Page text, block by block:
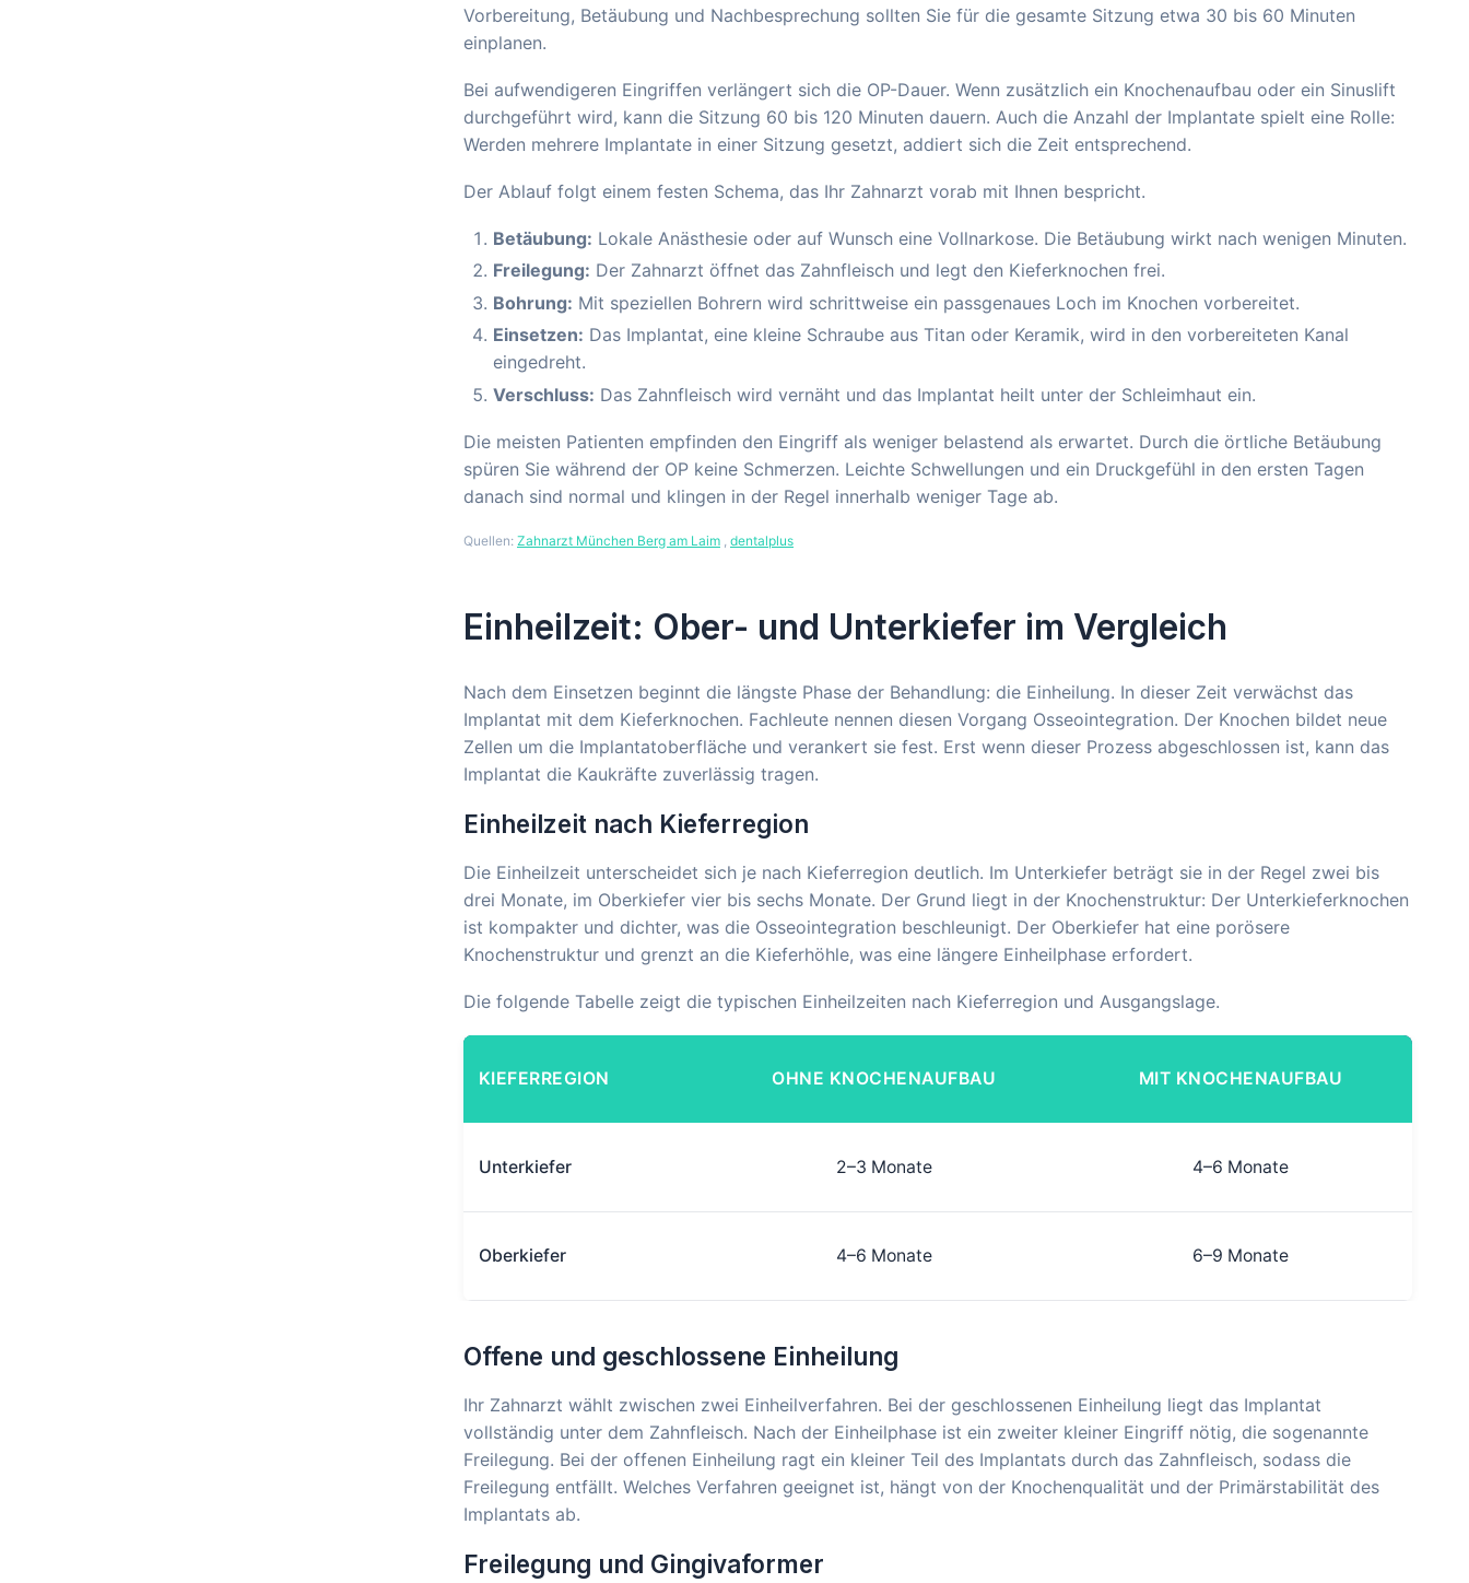
Vorbereitung, Betäubung und Nachbesprechung sollten Sie für die gesamte Sitzung etwa 30 bis 60 Minuten
einplanen.
Bei aufwendigeren Eingriffen verlängert sich die OP-Dauer. Wenn zusätzlich ein Knochenaufbau oder ein Sinuslift
durchgeführt wird, kann die Sitzung 60 bis 120 Minuten dauern. Auch die Anzahl der Implantate spielt eine Rolle:
Werden mehrere Implantate in einer Sitzung gesetzt, addiert sich die Zeit entsprechend.
Der Ablauf folgt einem festen Schema, das Ihr Zahnarzt vorab mit Ihnen bespricht.
Betäubung: Lokale Anästhesie oder auf Wunsch eine Vollnarkose. Die Betäubung wirkt nach wenigen Minuten.
Freilegung: Der Zahnarzt öffnet das Zahnfleisch und legt den Kieferknochen frei.
Bohrung: Mit speziellen Bohrern wird schrittweise ein passgenaues Loch im Knochen vorbereitet.
Einsetzen: Das Implantat, eine kleine Schraube aus Titan oder Keramik, wird in den vorbereiteten Kanal
eingedreht.
Verschluss: Das Zahnfleisch wird vernäht und das Implantat heilt unter der Schleimhaut ein.
Die meisten Patienten empfinden den Eingriff als weniger belastend als erwartet. Durch die örtliche Betäubung
spüren Sie während der OP keine Schmerzen. Leichte Schwellungen und ein Druckgefühl in den ersten Tagen
danach sind normal und klingen in der Regel innerhalb weniger Tage ab.
Quellen: Zahnarzt München Berg am Laim dentalplus
Einheilzeit: Ober- und Unterkiefer im Vergleich
Nach dem Einsetzen beginnt die längste Phase der Behandlung: die Einheilung. In dieser Zeit verwächst das
Implantat mit dem Kieferknochen. Fachleute nennen diesen Vorgang Osseointegration. Der Knochen bildet neue
Zellen um die Implantatoberfläche und verankert sie fest. Erst wenn dieser Prozess abgeschlossen ist, kann das
Implantat die Kaukräfte zuverlässig tragen.
Einheilzeit nach Kieferregion
Die Einheilzeit unterscheidet sich je nach Kieferregion deutlich. Im Unterkiefer beträgt sie in der Regel zwei bis
drei Monate, im Oberkiefer vier bis sechs Monate. Der Grund liegt in der Knochenstruktur: Der Unterkieferknochen
ist kompakter und dichter, was die Osseointegration beschleunigt. Der Oberkiefer hat eine porösere
Knochenstruktur und grenzt an die Kieferhöhle, was eine längere Einheilphase erfordert.
Die folgende Tabelle zeigt die typischen Einheilzeiten nach Kieferregion und Ausgangslage.
KIEFERREGION OHNE KNOCHENAUFBAU MIT KNOCHENAUFBAU
Unterkiefer 2–3 Monate 4–6 Monate
Oberkiefer 4–6 Monate 6–9 Monate
Offene und geschlossene Einheilung
Ihr Zahnarzt wählt zwischen zwei Einheilverfahren. Bei der geschlossenen Einheilung liegt das Implantat
vollständig unter dem Zahnfleisch. Nach der Einheilphase ist ein zweiter kleiner Eingriff nötig, die sogenannte
Freilegung. Bei der offenen Einheilung ragt ein kleiner Teil des Implantats durch das Zahnfleisch, sodass die
Freilegung entfällt. Welches Verfahren geeignet ist, hängt von der Knochenqualität und der Primärstabilität des
Implantats ab.
Freilegung und Gingivaformer